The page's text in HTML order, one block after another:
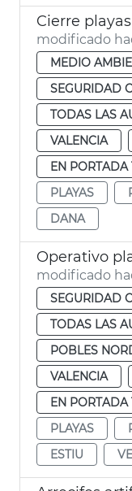
Cierre
modificado
MEDIO
SEGURIDAD
TODAS LAS
VALENCIA
EN PORTADA
PLAYAS
DANA
Operativo
modificado
SEGURIDAD
TODAS LAS
POBLES
VALENCIA
EN PORTADA
PLAYAS
ESTIU